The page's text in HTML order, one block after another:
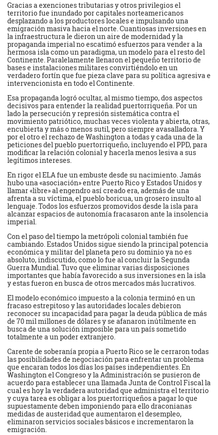
Gracias a exenciones tributarias y otros privilegios el
territorio fue inundado por capitales norteamericanos
desplazando a los productores locales e impulsando una
emigración masiva hacia el norte. Cuantiosas inversiones en
la infraestructura le dieron un aire de modernidad y la
propaganda imperial no escatimó esfuerzos para vender a la
hermosa isla como un paradigma, un modelo para el resto del
Continente. Paralelamente llenaron el pequeño territorio de
bases e instalaciones militares convirtiéndolo en un
verdadero fortín que fue pieza clave para su política agresiva e
intervencionista en todo el Continente.
Esa propaganda logró ocultar, al mismo tiempo, dos aspectos
decisivos para entender la realidad puertorriqueña. Por un
lado la persecución y represión sistemática contra el
movimiento patriótico, muchas veces violenta y abierta, otras,
encubierta y más o menos sutil, pero siempre avasalladora. Y
por el otro el rechazo de Washington a todas y cada una de la
peticiones del pueblo puertorriqueño, incluyendo el PPD, para
modificar la relación colonial y hacerla menos lesiva a sus
legítimos intereses.
En rigor el ELA fue un embuste desde su nacimiento. Jamás
hubo una «asociación» entre Puerto Rico y Estados Unidos y
llamar «libre» al engendro así creado era, además de una
afrenta a su víctima, el pueblo boricua, un grosero insulto al
lenguaje. Todos los esfuerzos promovidos desde la isla para
alcanzar espacios de autonomía fracasaron ante la insolencia
imperial.
Con el paso del tiempo la metrópoli colonial también fue
cambiando. Estados Unidos sigue siendo la principal potencia
económica y militar del planeta pero su dominio ya no es
absoluto, indiscutido, como lo fue al concluir la Segunda
Guerra Mundial. Tuvo que eliminar varias disposiciones
importantes que había favorecido a sus inversiones en la isla
y estas fueron en busca de otros mercados más lucrativos.
El modelo económico impuesto a la colonia terminó en un
fracaso estrepitoso y las autoridades locales debieron
reconocer su incapacidad para pagar la deuda pública de más
de 70 mil millones de dólares y se afanaron inútilmente en
busca de una solución imposible para un país sometido
totalmente a un poder extranjero.
Carente de soberanía propia a Puerto Rico se le cerraron todas
las posibilidades de negociación para enfrentar un problema
que encaran todos los días los países independientes. En
Washington el Congreso y la Administración se pusieron de
acuerdo para establecer una llamada Junta de Control Fiscal la
cual es hoy la verdadera autoridad que administra el territorio
y cuya tarea es obligar a los puertorriqueños a pagar lo que
supuestamente deben imponiendo para ello draconianas
medidas de austeridad que aumentaron el desempleo,
eliminaron servicios sociales básicos e incrementaron la
emigración.